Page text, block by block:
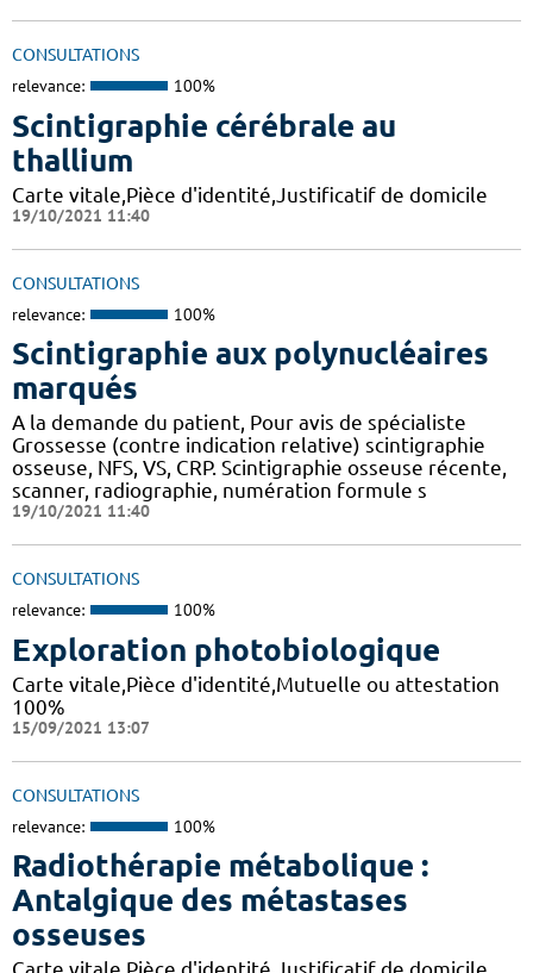
CONSULTATIONS
relevance: 100%
Scintigraphie cérébrale au
thallium
Carte vitale,Pièce d'identité,Justificatif de domicile
19/10/2021 11:40
CONSULTATIONS
relevance: 100%
Scintigraphie aux polynucléaires
marqués
A la demande du patient, Pour avis de spécialiste
Grossesse (contre indication relative) scintigraphie
osseuse, NFS, VS, CRP. Scintigraphie osseuse récente,
scanner, radiographie, numération formule s
19/10/2021 11:40
CONSULTATIONS
relevance: 100%
Exploration photobiologique
Carte vitale,Pièce d'identité,Mutuelle ou attestation
100%
15/09/2021 13:07
CONSULTATIONS
relevance: 100%
Radiothérapie métabolique :
Antalgique des métastases
osseuses